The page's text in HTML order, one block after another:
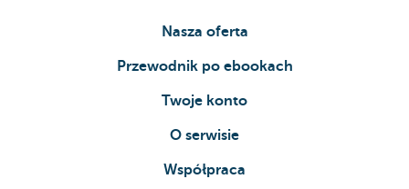
Przykłady użycia Nautilusa (175)
Dodatkowe informacje o Nautilusie
Korzystanie z menedżera okien (178)
Podsumowanie (183)
Rozdział 6. Korzystanie z linii poleceń (185)
Nasza oferta
Przewodnik po ebookach
Twoje konto
O serwisie
Współpraca